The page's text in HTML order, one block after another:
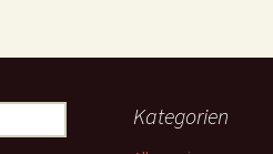
Kategorien